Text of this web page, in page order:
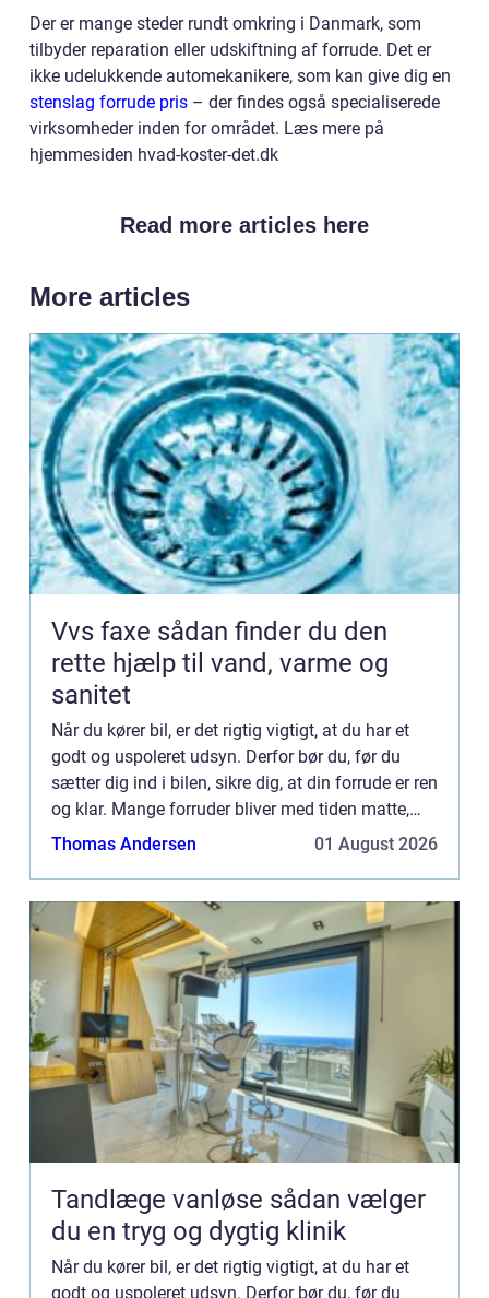
Der er mange steder rundt omkring i Danmark, som
tilbyder reparation eller udskiftning af forrude. Det er
ikke udelukkende automekanikere, som kan give dig en
stenslag forrude pris – der findes også specialiserede
virksomheder inden for området. Læs mere på
hjemmesiden hvad-koster-det.dk
Read more articles here
More articles
Vvs faxe sådan finder du den
rette hjælp til vand, varme og
sanitet
Når du kører bil, er det rigtig vigtigt, at du har et
godt og uspoleret udsyn. Derfor bør du, før du
sætter dig ind i bilen, sikre dig, at din forrude er ren
og klar. Mange forruder bliver med tiden matte,
når d...
Thomas Andersen 01 August 2026
Tandlæge vanløse sådan vælger
du en tryg og dygtig klinik
Når du kører bil, er det rigtig vigtigt, at du har et
godt og uspoleret udsyn. Derfor bør du, før du